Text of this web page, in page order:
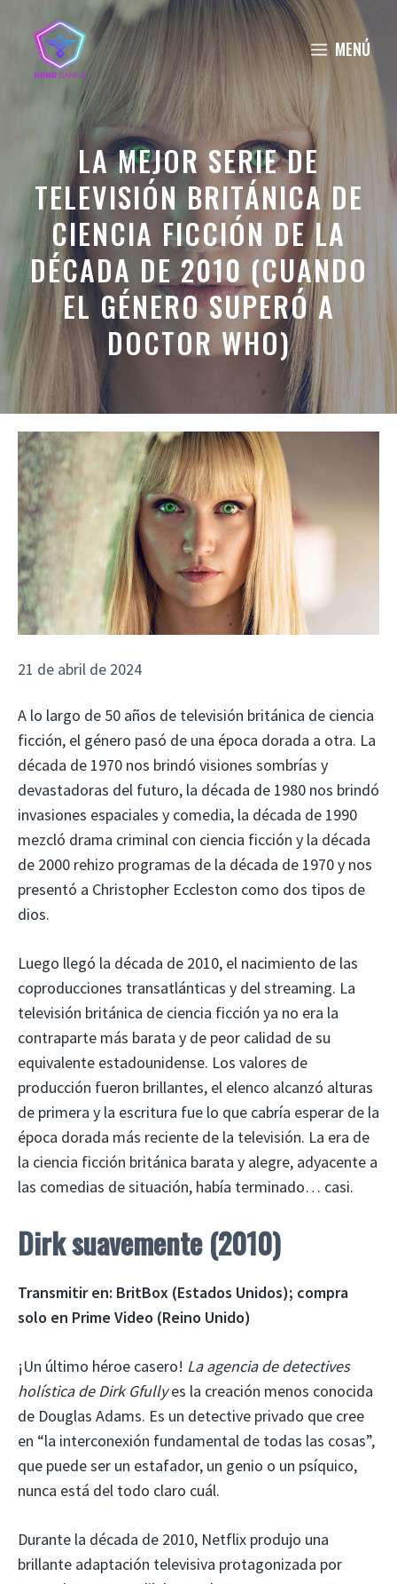
contenido
MENÚ
LA MEJOR SERIE DE
TELEVISIÓN BRITÁNICA DE
CIENCIA FICCIÓN DE LA
DÉCADA DE 2010 (CUANDO
EL GÉNERO SUPERÓ A
DOCTOR WHO)
21 de abril de 2024
A lo largo de 50 años de televisión británica de ciencia
ficción, el género pasó de una época dorada a otra. La
década de 1970 nos brindó visiones sombrías y
devastadoras del futuro, la década de 1980 nos brindó
invasiones espaciales y comedia, la década de 1990
mezcló drama criminal con ciencia ficción y la década
de 2000 rehizo programas de la década de 1970 y nos
presentó a Christopher Eccleston como dos tipos de
dios.
Luego llegó la década de 2010, el nacimiento de las
coproducciones transatlánticas y del streaming. La
televisión británica de ciencia ficción ya no era la
contraparte más barata y de peor calidad de su
equivalente estadounidense. Los valores de
producción fueron brillantes, el elenco alcanzó alturas
de primera y la escritura fue lo que cabría esperar de la
época dorada más reciente de la televisión. La era de
la ciencia ficción británica barata y alegre, adyacente a
las comedias de situación, había terminado… casi.
Dirk suavemente (2010)
Transmitir en: BritBox (Estados Unidos); compra
solo en Prime Video (Reino Unido)
¡Un último héroe casero! La agencia de detectives
holística de Dirk Gfullyes la creación menos conocida
de Douglas Adams. Es un detective privado que cree
en “la interconexión fundamental de todas las cosas”,
que puede ser un estafador, un genio o un psíquico,
nunca está del todo claro cuál.
Durante la década de 2010, Netflix produjo una
brillante adaptación televisiva protagonizada por